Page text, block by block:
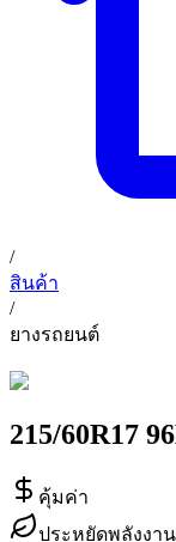
/
สินค้า
/
ยางรถยนต์
215/60R17
คุ้มค่า
ประหยัดพลังงาน